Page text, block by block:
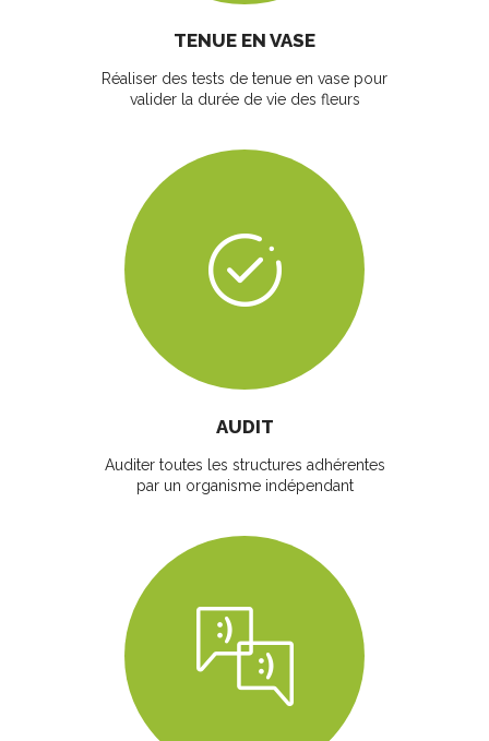
TENUE EN VASE
Réaliser des tests de tenue en vase pour
valider la durée de vie des fleurs
AUDIT
Auditer toutes les structures adhérentes
par un organisme indépendant